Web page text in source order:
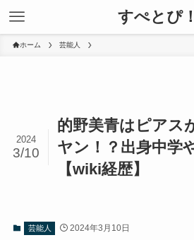
すぺとぴ！
ホーム 芸能人
的野美青はピアス
ヤン！？出身中学
【wiki経歴】
2024
3/10
芸能人 2024年3月10日